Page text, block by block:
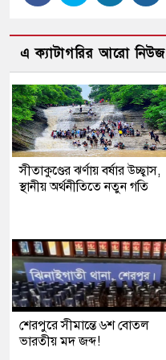
এ ক্যাটাগরির আরো নিউজ
সীতাকুণ্ডের ঝর্ণায় বর্ষার উচ্ছ্বাস,
স্থানীয় অর্থনীতিতে নতুন গতি
শেরপুরে সীমান্তে ৬শ বোতল
ভারতীয় মদ জব্দ!